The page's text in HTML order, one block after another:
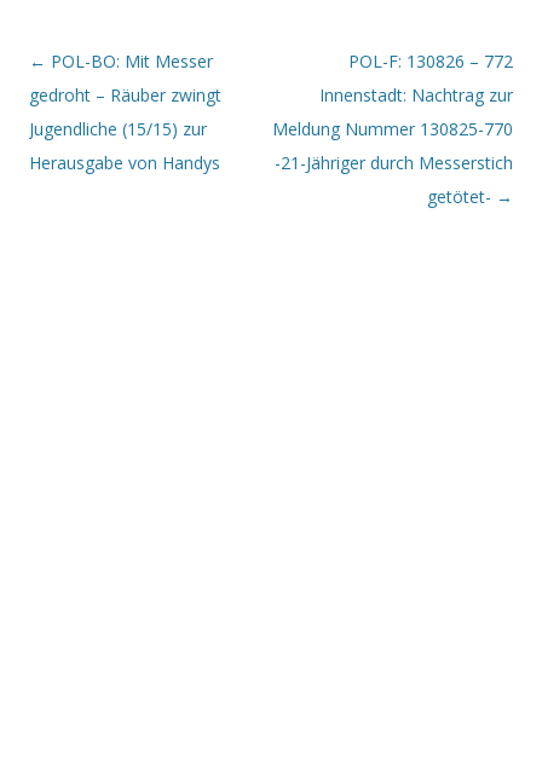
Beitrags-Navigation
← POL-BO: Mit Messer
gedroht – Räuber zwingt
Jugendliche (15/15) zur
Herausgabe von Handys
POL-F: 130826 – 772
Innenstadt: Nachtrag zur
Meldung Nummer 130825-770
-21-Jähriger durch Messerstich
getötet- →